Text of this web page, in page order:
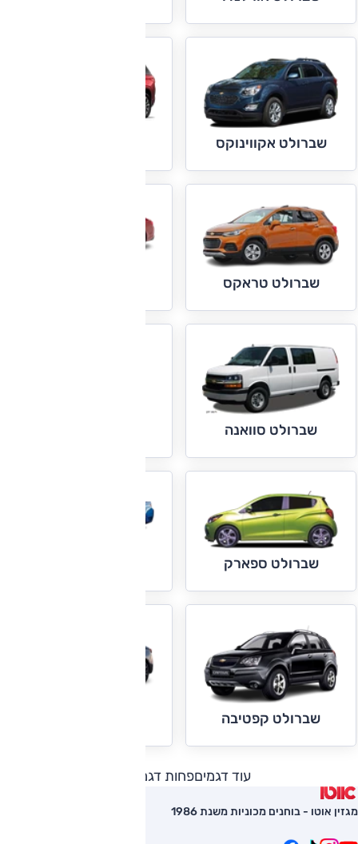
שברולט אקווינוקס
שברולט טראקס
שברולט סוואנה
שברולט ספארק
שברולט קפטיבה
עוד דגמיםפחות דגמים
מגזין אוטו - בוחנים מכוניות משנת 1986